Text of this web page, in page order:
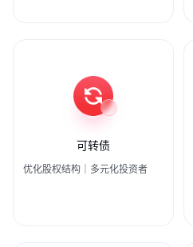
可转债
优化股权结构｜多元化投资者